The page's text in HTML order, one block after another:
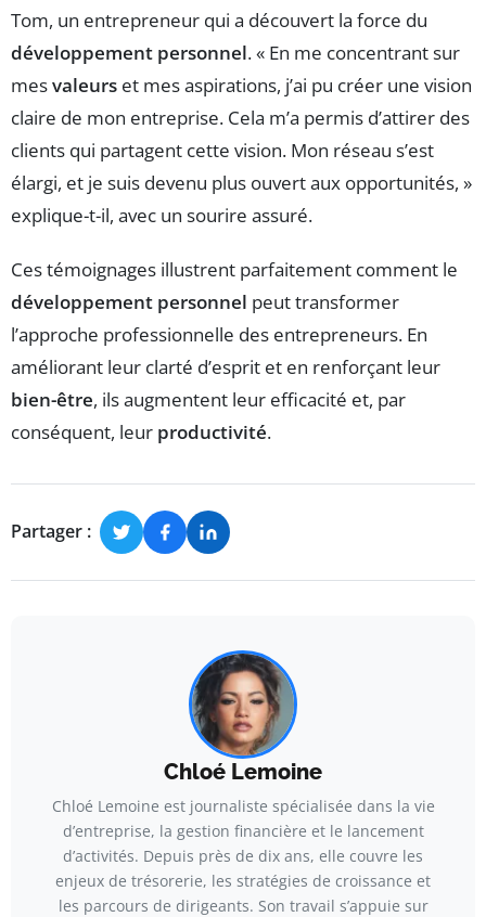
Tom, un entrepreneur qui a découvert la force du
développement personnel. « En me concentrant sur
mesvaleurs et mes aspirations, j’ai pu créer une vision
claire de mon entreprise. Cela m’a permis d’attirer des
clients qui partagent cette vision. Mon réseau s’est
élargi, et je suis devenu plus ouvert aux opportunités, »
explique-t-il, avec un sourire assuré.
Ces témoignages illustrent parfaitement comment le
développement personnel peut transformer
l’approche professionnelle des entrepreneurs. En
améliorant leur clarté d’esprit et en renforçant leur
bien-être, ils augmentent leur efficacité et, par
conséquent, leur productivité.
Partager :
Chloé Lemoine
Chloé Lemoine est journaliste spécialisée dans la vie
d’entreprise, la gestion financière et le lancement
d’activités. Depuis près de dix ans, elle couvre les
enjeux de trésorerie, les stratégies de croissance et
les parcours de dirigeants. Son travail s’appuie sur